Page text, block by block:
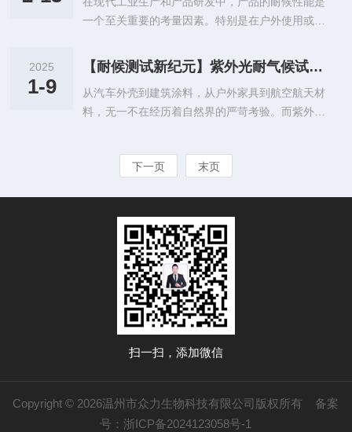
适的操作空间而烦恼，只需将微孔板放入离心...
验样本提供稳定、高效的离心处理。在传统的离心
设备中，操作过程往往繁琐而复杂，需要科研人员
机则改变了这一传统观念。它的操作界面简洁明
松完成离心任务。这种人性化的设计，不仅提高...
一个至关重要的考量因素。特别是在户外使用或长
塑料制品、汽车部件等，其耐候性能直接影响到产
品的使用寿命、安全性和客户满意度。为了准确评
估和提升这些产品的耐候性能，科学家们研发出了
紫外光耐气候试验箱这一高科技设备。一、工作原
行加速老化测试。它利用高强度的紫外光源，结合
特定的温度和湿度条件，快速模拟出产品在自然环
2025
1-9
【耐候测试新纪元】紫外光耐气候试验箱：模拟全球光照环境，为材料品质保驾护航
从汽车外壳到建筑涂料，从户外家具到航空航天材
料，无一不在经历着自然界的严苛考验。而紫外光
紫外光耐气候试验箱应运而生，它如同一座时间加
有力的支持。紫外光耐气候试验箱，凭借其先进的
模拟技术和全面的功能设计，能够精准再现全球各
地的光照环境。从赤道地区的强烈直射阳光，到极
地地区的微弱散射光线，试验箱都能一一模...
下一页 末页
扫一扫，添加微信
Copyright © 2026温州市众力生物科技有限公司版权所有 备案
号：浙ICP备2024123058号-1